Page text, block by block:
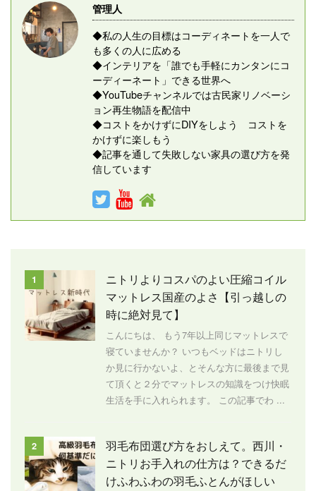
管理人
◆私の人生の目標はコーディネートを一人で
も多くの人に広める
◆インテリアを「誰でも手軽にカンタンにコ
ーディーネート」できる世界へ
◆YouTubeチャンネルでは古民家リノベーシ
ョン再生物語を配信中
◆コストをかけずにDIYをしよう コストを
かけずに楽しもう
◆記事を通して失敗しない家具の選び方を発
信しています
1
ニトリよりコスパのよい圧縮コイル
マットレス国産のよさ【引っ越しの
時に絶対見て】
こんにちは、 もう7年以上同じマットレスで
寝ていませんか？ いつもベッドはニトリし
か見に行かないよ、とそんな方に最後まで見
て頂くと２分でマットレスの知識をつけ快眠
生活を手に入れられます。 この記事でわ ...
2
羽毛布団選び方をおしえて。西川・
ニトリお手入れの仕方は？できるだ
けふわふわの羽毛ふとんがほしい